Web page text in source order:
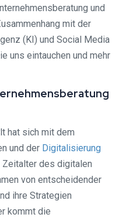
und
mit der
(KI) und Social Media
uns eintauchen und mehr
hat sich mit dem
und der Digitalisierung
des digitalen
von entscheidender
ihre Strategien
kommt die